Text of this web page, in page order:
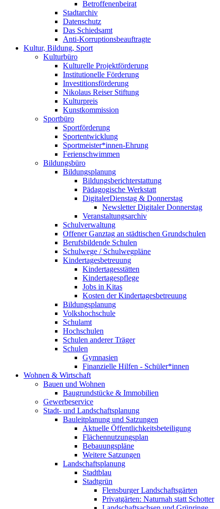
Betroffenenbeirat
Stadtarchiv
Datenschutz
Das Schiedsamt
Anti-Korruptionsbeauftragte
Kultur, Bildung, Sport
Kulturbüro
Kulturelle Projektförderung
Institutionelle Förderung
Investitionsförderung
Nikolaus Reiser Stiftung
Kulturpreis
Kunstkommission
Sportbüro
Sportförderung
Sportentwicklung
Sportmeister*innen-Ehrung
Ferienschwimmen
Bildungsbüro
Bildungsplanung
Bildungsberichterstattung
Pädagogische Werkstatt
DigitalerDienstag & Donnerstag
Newsletter Digitaler Donnerstag
Veranstaltungsarchiv
Schulverwaltung
Offener Ganztag an städtischen Grundschulen
Berufsbildende Schulen
Schulwege / Schulwegpläne
Kindertagesbetreuung
Kindertagesstätten
Kindertagespflege
Jobs in Kitas
Kosten der Kindertagesbetreuung
Bildungsplanung
Volkshochschule
Schulamt
Hochschulen
Schulen anderer Träger
Schulen
Gymnasien
Finanzielle Hilfen - Schüler*innen
Wohnen & Wirtschaft
Bauen und Wohnen
Baugrundstücke & Immobilien
Gewerbeservice
Stadt- und Landschaftsplanung
Bauleitplanung und Satzungen
Aktuelle Öffentlichkeitsbeteiligung
Flächennutzungsplan
Bebauungspläne
Weitere Satzungen
Landschaftsplanung
Stadtblau
Stadtgrün
Flensburger Landschaftsgärten
Privatgärten: Naturnah statt Schotter